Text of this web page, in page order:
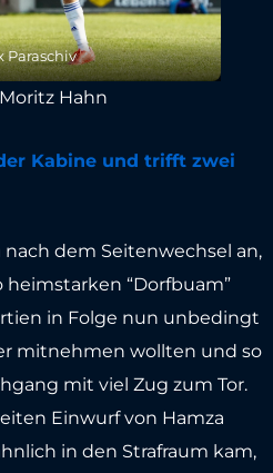
Paraschiv
Hahn
Kabine und trifft zwei
dem Seitenwechsel an,
heimstarken “Dorfbuam”
in Folge nun unbedingt
mitnehmen wollten und so
mit viel Zug zum Tor.
Einwurf von Hamza
in den Strafraum kam,